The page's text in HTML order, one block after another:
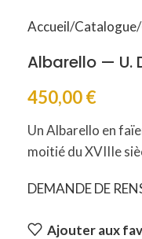
Accueil Catalogue
Albarello — U.
450,00€
Un Albarello en
moitié du XVIIIe
DEMANDE DE
Ajouter aux